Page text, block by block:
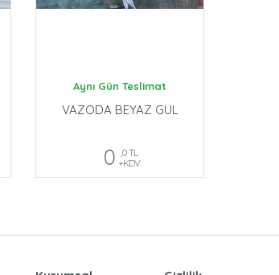
Aynı Gün Teslimat
VAZODA BEYAZ GÜL
0 ,0 TL
+KDV